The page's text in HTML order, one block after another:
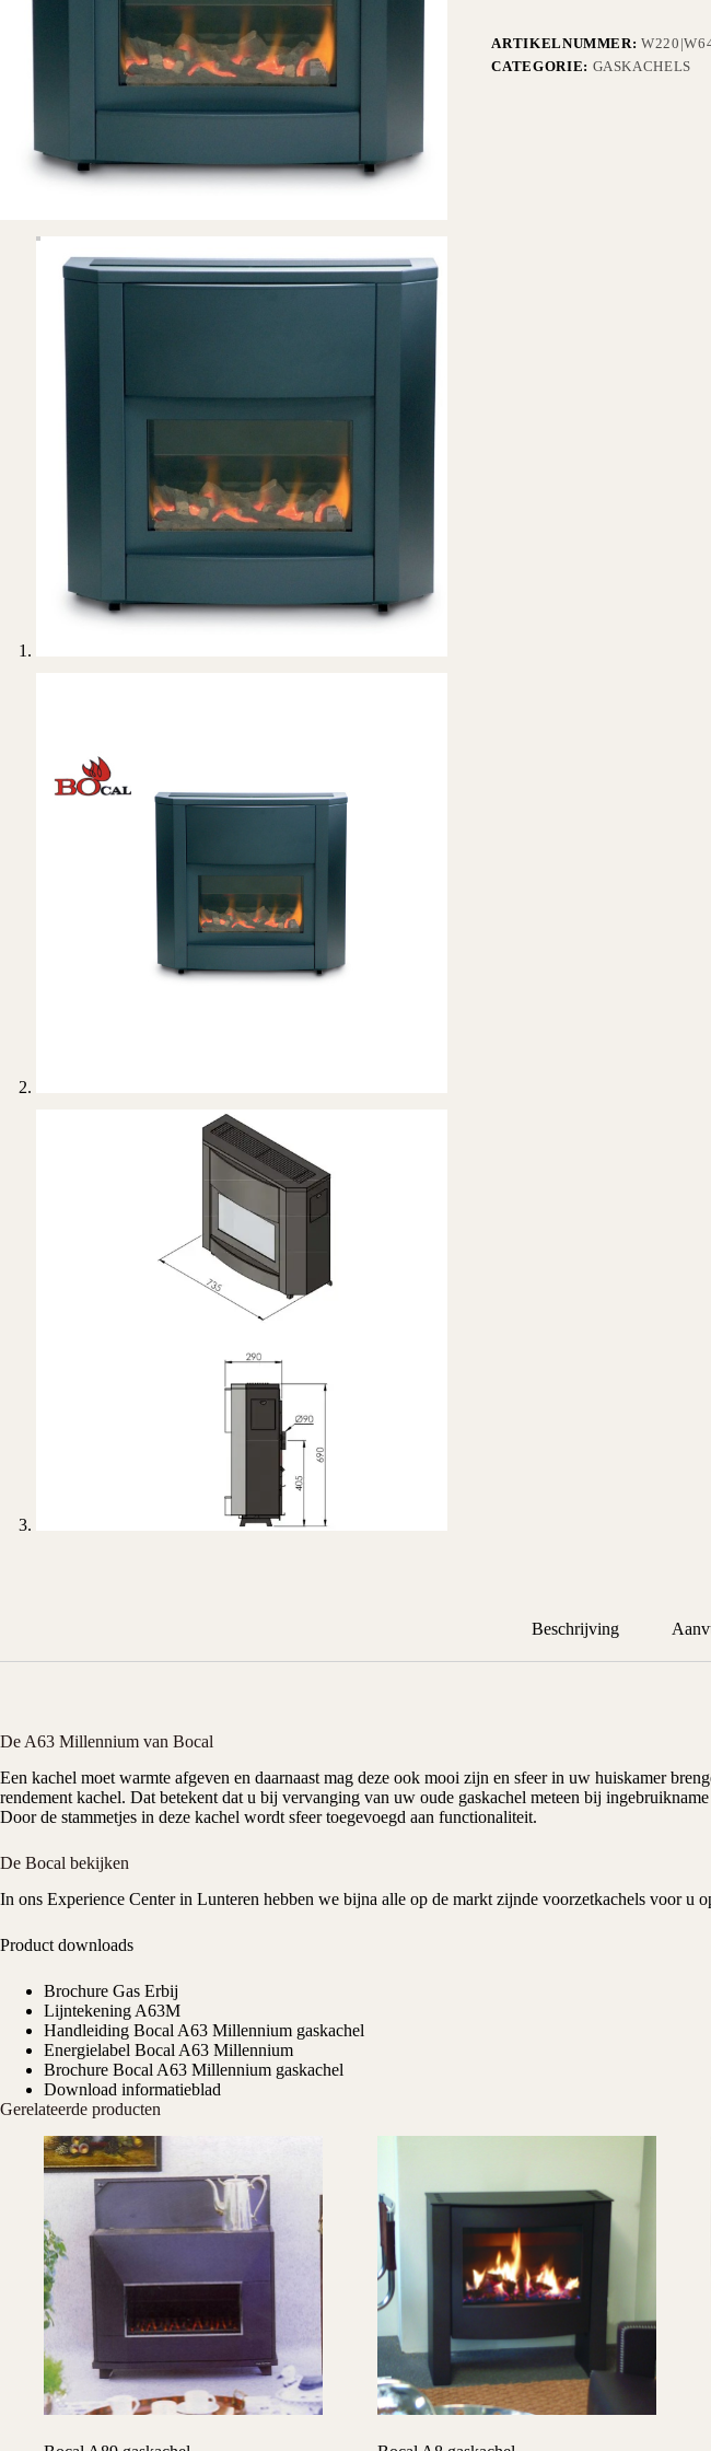
ARTIKELNUMMER:
CATEGORIE: GASKACHELS
Beschrijving
De A63 Millennium van Bocal
Een kachel moet warmte afgeven en daarnaast mag deze ook mooi zijn en sfeer in uw huiskamer
rendement kachel. Dat betekent dat u bij vervanging van uw oude gaskachel meteen bij
Door de stammetjes in deze kachel wordt sfeer toegevoegd aan functionaliteit.
De Bocal bekijken
In ons Experience Centerin Lunteren hebben we bijna alle op de markt zijnde voorzetkachels voor u
Product downloads
Brochure Gas Erbij
Lijntekening A63M
Handleiding Bocal A63 Millennium gaskachel
Energielabel Bocal A63 Millennium
Brochure Bocal A63 Millennium gaskachel
Download informatieblad
Gerelateerde producten